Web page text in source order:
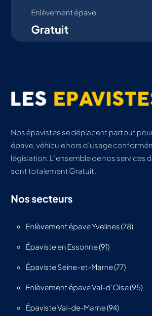
Enlèvement épave
Gratuit
Nos épavistes se déplacent partout
épave, véhicule hors d’usage
législation. L’ensemble de nos services
sont totalement Gratuit.
Nos secteurs
Enlèvement épave Yvelines (78)
Épaviste en Essonne (91)
Épaviste Seine-et-Marne (77)
Enlèvement épave Val-d’Oise (95)
Épaviste Val-de-Marne (94)